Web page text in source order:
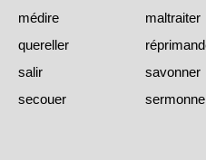
médire
maltraiter
quereller
salir
savonner
secouer